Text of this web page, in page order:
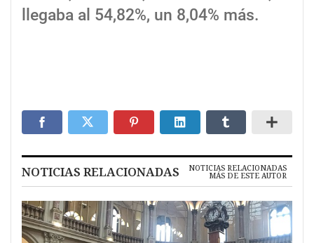
llegaba al 54,82%, un 8,04% más.
NOTICIAS RELACIONADAS NOTICIAS RELACIONADAS
MÁS DE ESTE AUTOR